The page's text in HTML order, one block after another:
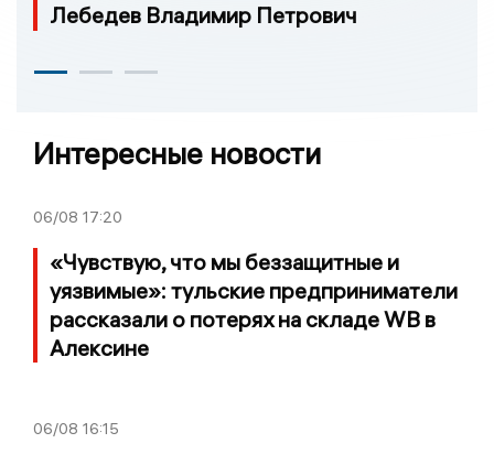
Лебедев Владимир Петрович
Интересные новости
06/08 17:20
«Чувствую, что мы беззащитные и
уязвимые»: тульские предприниматели
рассказали о потерях на складе WB в
Алексине
06/08 16:15